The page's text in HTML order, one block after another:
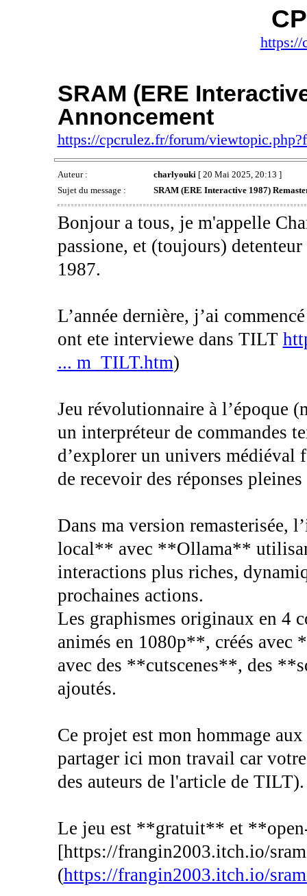
https://
SRAM (ERE
Annoncement
https://cpcrulez.fr/forum/
Auteur : charlyouki[ 20 Mai 2025, 20:13 ]
Sujet du message :
SRAM (ERE Interactive 1987)
Bonjour a tous, je m'appelle
passione, et (toujours)
1987.
L’année dernière, j’ai
ont ete interviewe dans TILT
... m_TILT.htm)
Jeu révolutionnaire à l’époque
un interpréteur de commandes
d’explorer un univers médiéval
de recevoir des réponses
Dans ma version remasterisée,
local** avec **Ollama**
interactions plus riches,
prochaines actions.
Les graphismes originaux en 4
animés en 1080p**, créés
avec des **cutscenes**, des
ajoutés.
Ce projet est mon hommage
partager ici mon travail car
des auteurs de l'article de TILT).
Le jeu est **gratuit** et
[https://frangin2003.itch.io/
(https://frangin2003.itch.io/